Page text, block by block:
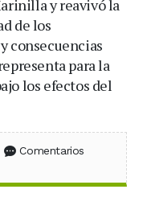
y reavivó la
de los
consecuencias
para la
los efectos del
en Facebook
en X (Twitter)
en WhatsApp
Comentarios